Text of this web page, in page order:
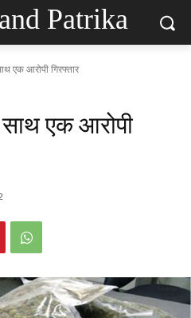
Patrika
एक आरोपी गिरफ्तार
एक आरोपी